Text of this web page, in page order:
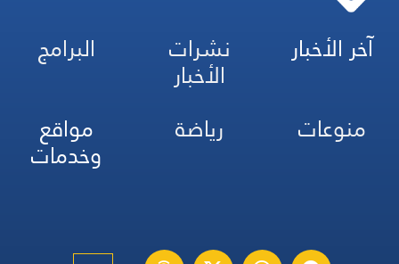
آخر الأخبار نشرات
الأخبار
البرامج
منوعات
رياضة مواقع
وخدمات